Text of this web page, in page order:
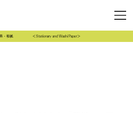
・和紙 ＜Stationary and Washi Paper＞